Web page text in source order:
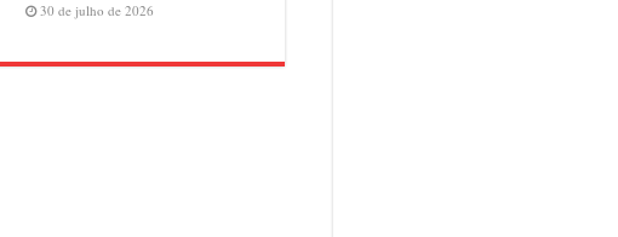
30 de julho de 2026